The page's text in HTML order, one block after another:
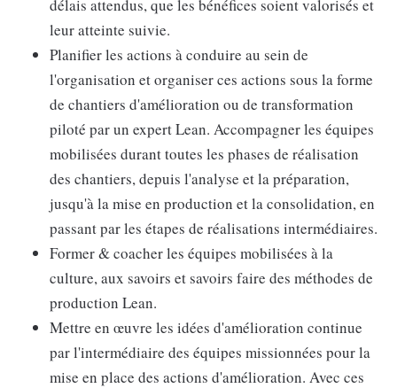
délais attendus, que les bénéfices soient valorisés et
leur atteinte suivie.
Planifier les actions à conduire au sein de
l'organisation et organiser ces actions sous la forme
de chantiers d'amélioration ou de transformation
piloté par un expert Lean. Accompagner les équipes
mobilisées durant toutes les phases de réalisation
des chantiers, depuis l'analyse et la préparation,
jusqu'à la mise en production et la consolidation, en
passant par les étapes de réalisations intermédiaires.
Former & coacher les équipes mobilisées à la
culture, aux savoirs et savoirs faire des méthodes de
production Lean.
Mettre en œuvre les idées d'amélioration continue
par l'intermédiaire des équipes missionnées pour la
mise en place des actions d'amélioration. Avec ces